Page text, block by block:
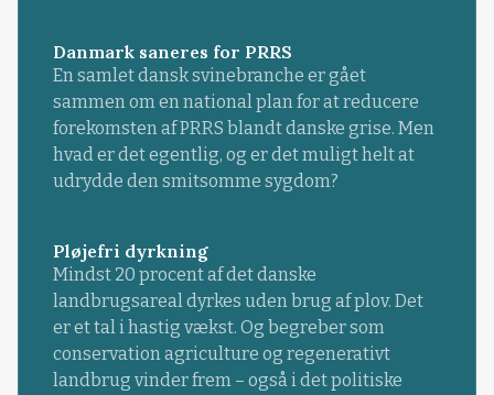
Danmark saneres for PRRS
En samlet dansk svinebranche er gået
sammen om en national plan for at reducere
forekomsten af PRRS blandt danske grise. Men
hvad er det egentlig, og er det muligt helt at
udrydde den smitsomme sygdom?
Pløjefri dyrkning
Mindst 20 procent af det danske
landbrugsareal dyrkes uden brug af plov. Det
er et tal i hastig vækst. Og begreber som
conservation agriculture og regenerativt
landbrug vinder frem – også i det politiske